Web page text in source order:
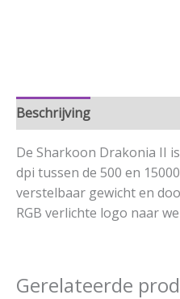
Beschrijving
De Sharkoon Drakonia II
dpi tussen de 500 en
verstelbaar gewicht en
RGB verlichte logo naar
Gerelateerde